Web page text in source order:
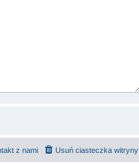
Usuń ciasteczka witryny
z nami